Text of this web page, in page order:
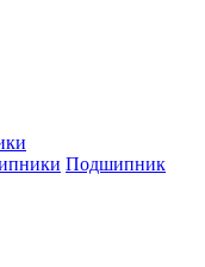
Подшипник